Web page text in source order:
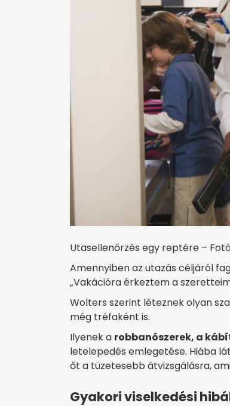
Utasellenőrzés egy reptére –
Amennyiben az utazás céljáról
„Vakációra érkeztem a
Wolters szerint léteznek olyan
még tréfaként is.
Ilyenek a robbanószerek, a
letelepedés emlegetése. Hiába
őt a tüzetesebb átvizsgálásra,
Gyakori viselkedési